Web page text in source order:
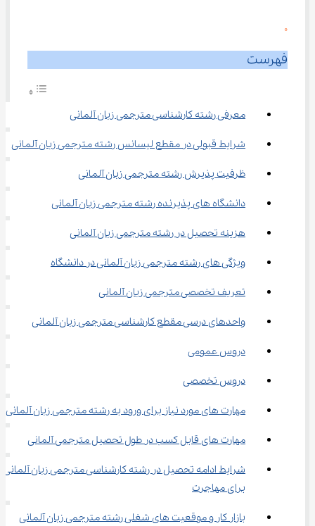
0
فهرست
معرفی رشته کارشناسی مترجمی زبان آلمانی
شرایط قبولی در مقطع لیسانس رشته مترجمی زبان آلمانی
ظرفیت پذیرش رشته مترجمی زبان آلمانی
دانشگاه های پذیرنده رشته مترجمی زبان آلمانی
هزینه تحصیل در رشته مترجمی زبان آلمانی
ویژگی های رشته مترجمی زبان آلمانی در دانشگاه
تعریف تخصصی مترجمی زبان آلمانی
واحدهای درسی مقطع کارشناسی مترجمی زبان آلمانی
دروس عمومی
دروس تخصصی
مهارت های مورد نیاز برای ورود به رشته مترجمی زبان آلمانی
مهارت های قابل کسب در طول تحصیل مترجمی آلمانی
شرایط ادامه تحصیل در رشته کارشناسی مترجمی زبان آلمانی
برای مهاجرت
بازار کار و موقعیت های شغلی رشته مترجمی زبان آلمانی